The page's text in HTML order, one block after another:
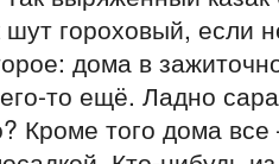
шут гороховый, если
дома в
то ещё. Ладно
Кроме того дома